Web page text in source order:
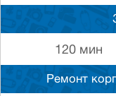
120 мин
Ремонт